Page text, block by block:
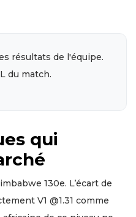
résultats de l'équipe.
du match.
qui
130e. L’écart de
V1 @1.31 comme